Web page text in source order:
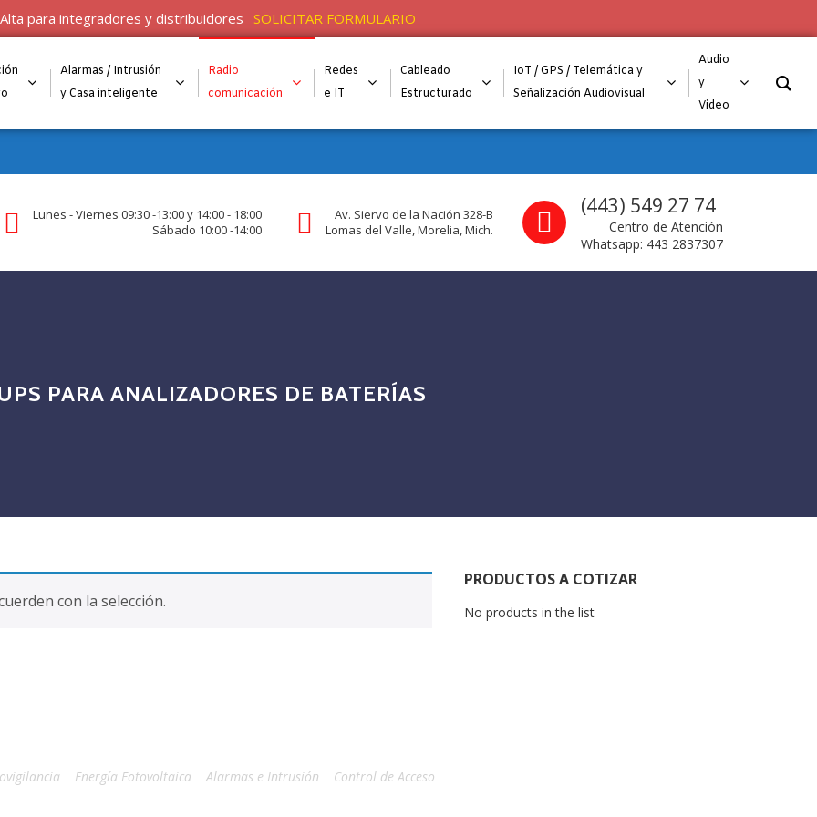
Alarmas / Intrusión
y Casa inteligente
Radio
comunicación
Redes
e IT
Cableado
Estructurado
IoT / GPS / Telemática y
Señalización Audiovisual
Audio
y
Video
Call us
(443) 549 27 74
Centro de Atención
Whatsapp: 443 2837307
Av. Siervo de la Nación 328-B
Lomas del Valle, Morelia, Mich.
Lunes - Viernes 09:30 -13:00 y 14:00 - 18:00
Sábado 10:00 -14:00
PARA ANALIZADORES DE BATERÍAS
con la selección.
PRODUCTOS A COTIZAR
No products in the list
Energía Fotovoltaica Alarmas e Intrusión Control de Acceso
Alta para integradores y distribuidores SOLICITAR FORMULARIO